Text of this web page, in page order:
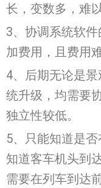
长，变数多，难
3、协调系统软
加费用，且费用
4、后期无论是
统升级，均需要
独立性较低。
5、只能知道是
知道客车机头到
需要在列车到达